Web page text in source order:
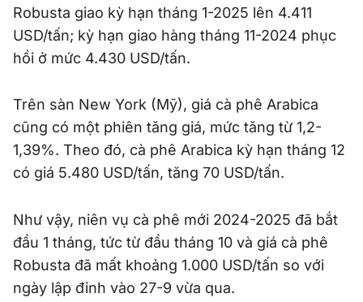
Robusta giao kỳ hạn tháng 1-2025 lên 4.411
USD/tấn; kỳ hạn giao hàng tháng 11-2024 phục
hồi ở mức 4.430 USD/tấn.
Trên sàn New York (Mỹ), giá cà phê Arabica
cũng có một phiên tăng giá, mức tăng từ 1,2-
1,39%. Theo đó, cà phê Arabica kỳ hạn tháng 12
có giá 5.480 USD/tấn, tăng 70 USD/tấn.
Như vậy, niên vụ cà phê mới 2024-2025 đã bắt
đầu 1 tháng, tức từ đầu tháng 10 và giá cà phê
Robusta đã mất khoảng 1.000 USD/tấn so với
ngày lập đỉnh vào 27-9 vừa qua.